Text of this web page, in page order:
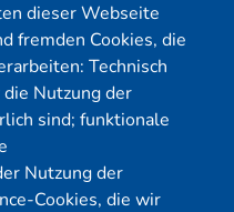
dieser Webseite
fremden Cookies, die
Technisch
Nutzung der
sind; funktionale
Nutzung der
Cookies, die wir